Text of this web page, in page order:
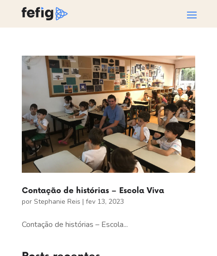
Contação de histórias – Escola Viva
por Stephanie Reis | fev 13, 2023
Contação de histórias – Escola...